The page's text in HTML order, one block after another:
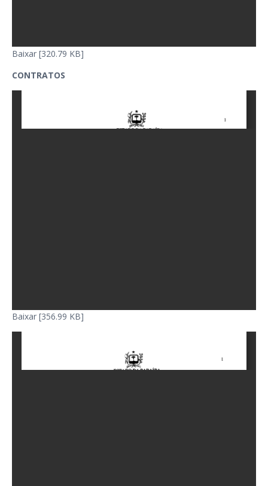
Baixar [320.79 KB]
CONTRATOS
Baixar [356.99 KB]